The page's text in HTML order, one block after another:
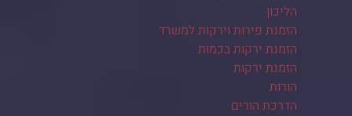
הליכון
הזמנת פירות וירקות למשרד
הזמנת ירקות בכמות
הזמנת ירקות
הורות
הדרכת הורים